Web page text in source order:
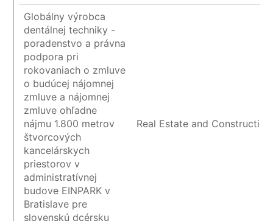
Globálny výrobca
dentálnej techniky -
poradenstvo a právna
podpora pri
rokovaniach o zmluve
o budúcej nájomnej
zmluve a nájomnej
zmluve ohľadne
nájmu 1.800 metrov
štvorcových
kancelárskych
priestorov v
administratívnej
budove EINPARK v
Bratislave pre
slovenskú dcérsku
Real Estate and Construction